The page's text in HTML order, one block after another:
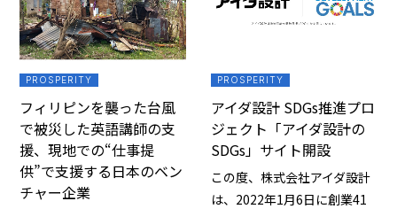
PROSPERITY
フィリピンを襲った台風
で被災した英語講師の支
援、現地での“仕事提
供”で支援する日本のベン
チャー企業
PROSPERITY
アイダ設計 SDGs推進プロ
ジェクト「アイダ設計の
SDGs」サイト開設
この度、株式会社アイダ設計
は、2022年1月6日に創業41